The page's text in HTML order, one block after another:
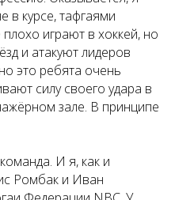
в курсе, тафгаями
играют в хоккей, но
и атакуют лидеров
это ребята очень
силу своего удара в
зале. В принципе
И я, как и
Ромбак и Иван